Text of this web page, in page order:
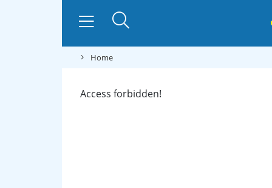
Home
Access forbidden!